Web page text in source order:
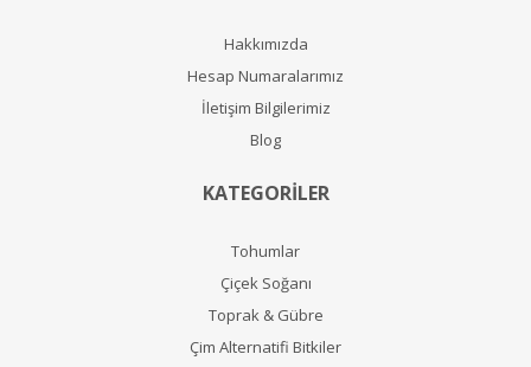
Hakkımızda
Hesap Numaralarımız
İletişim Bilgilerimiz
Blog
KATEGORİLER
Tohumlar
Çiçek Soğanı
Toprak & Gübre
Çim Alternatifi Bitkiler